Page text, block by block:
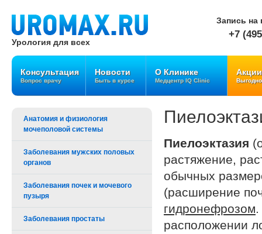
Урология для всех
Запись на
+7
Консультация
Вопрос врачу
Новости
Быть в курсе
О Клинике
Медцентр IQ Clinic
Акции
Анатомия и физиология
мочеполовой системы
Заболевания мужских половых
органов
Заболевания почек и мочевого
пузыря
Заболевания простаты
Пиелоэктазия
растяжение,
обычных
(расширение
гидронефрозом
расположении